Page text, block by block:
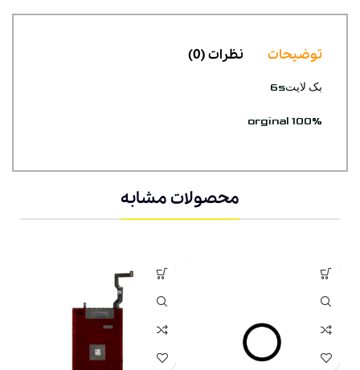
توضیحات نظرات (0)
بک لایت6s
orginal 100%
محصولات مشابه